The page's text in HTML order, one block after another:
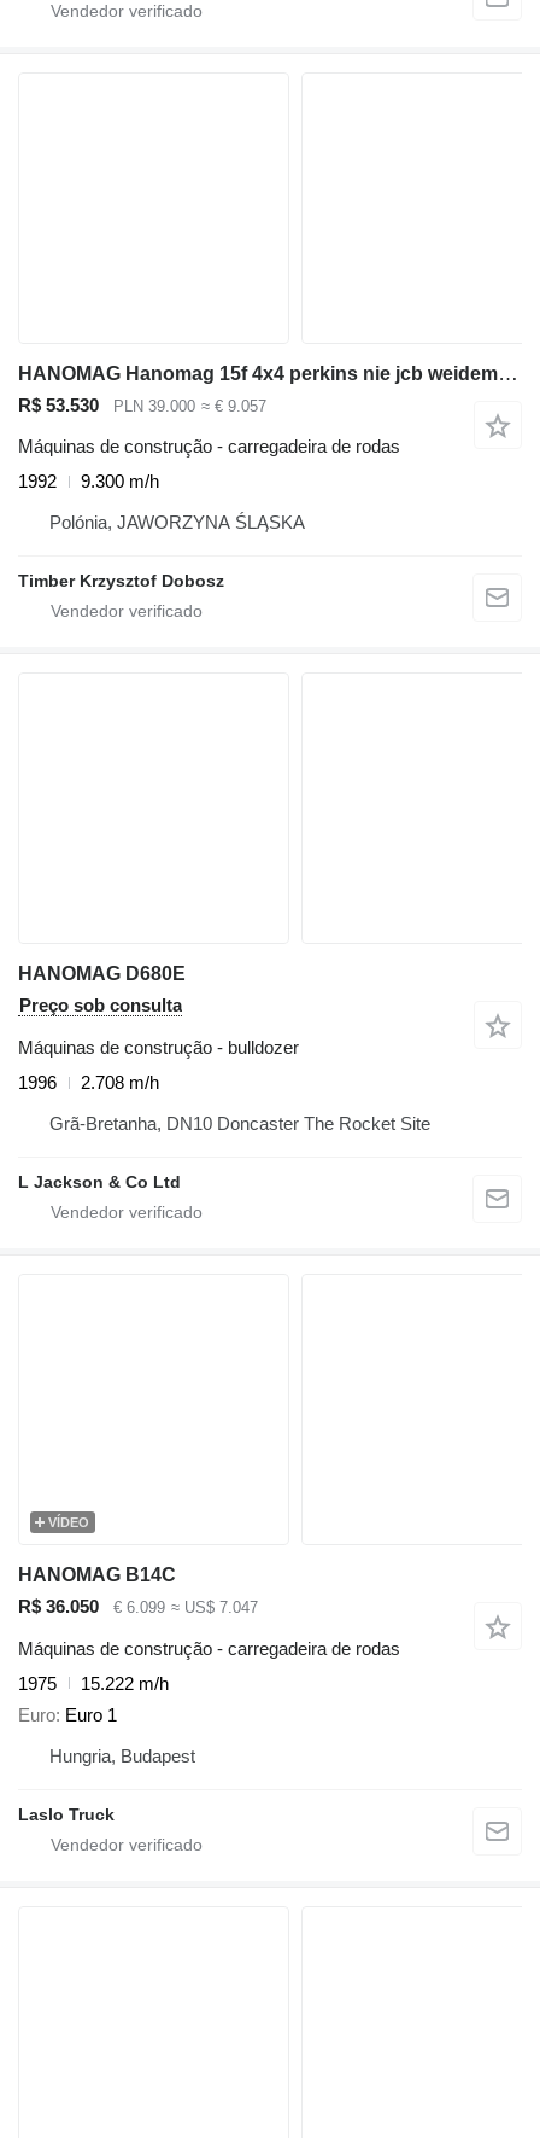
HANOMAG Hanomag 15f 4x4 perkins nie jcb weidemann schaffer schaeff zeppe
R$ 53.530 PLN 39.000 ≈ € 9.057
Máquinas de construção - carregadeira de rodas
1992
9.300 m/h
Polónia, JAWORZYNA ŚLĄSKA
Timber Krzysztof Dobosz
HANOMAG D680E
Preço sob consulta
Máquinas de construção - bulldozer
1996
2.708 m/h
Grã-Bretanha, DN10 Doncaster The Rocket Site
L Jackson & Co Ltd
VÍDEO
HANOMAG B14C
R$ 36.050
€ 6.099 ≈ US$ 7.047
Máquinas de construção - carregadeira de rodas
1975
15.222 m/h
Euro Euro 1
Hungria, Budapest
Laslo Truck